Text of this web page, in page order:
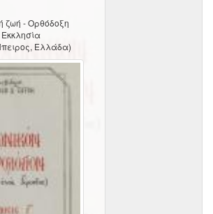
ζωή - Ορθόδοξη
Ελλάδα)